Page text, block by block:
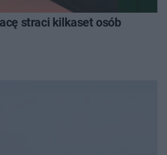
straci kilkaset osób